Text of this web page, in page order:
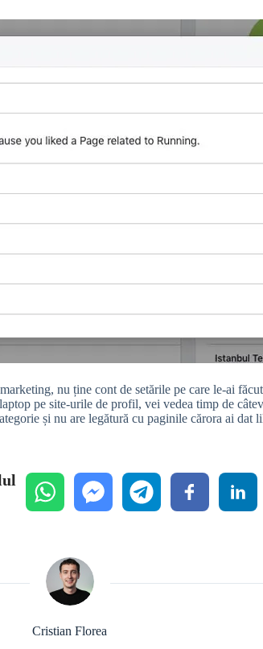
nu ține cont de setările pe care le-ai
pe site-urile de profil, vei vedea timp de
și nu are legătură cu paginile cărora ai
Cristian Florea